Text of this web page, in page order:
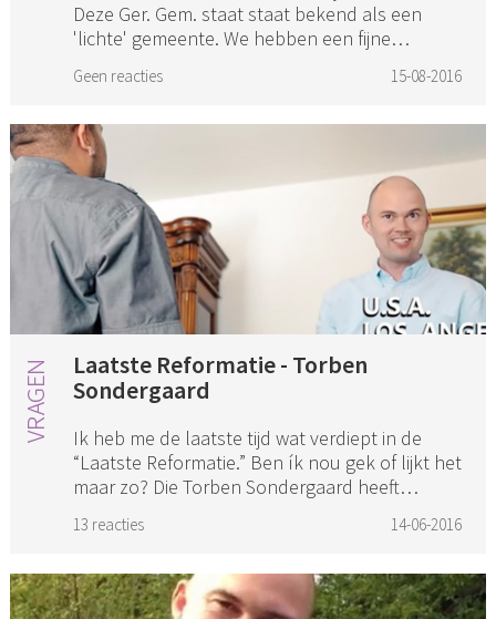
Deze Ger. Gem. staat staat bekend als een
'lichte' gemeente. We hebben een fijne
Geen reacties 15-08-2016
Laatste Reformatie - Torben
Sondergaard
Ik heb me de laatste tijd wat verdiept in de
“Laatste Reformatie.” Ben ík nou gek of lijkt het
maar zo? Die Torben Sondergaard heeft
heb eigenlijk al be...
13 reacties 14-06-2016